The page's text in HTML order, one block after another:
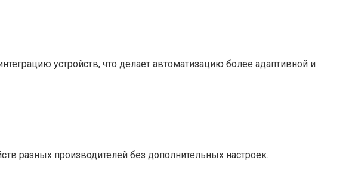
устройств, что делает автоматизацию более адаптивной и
разных производителей без дополнительных настроек.